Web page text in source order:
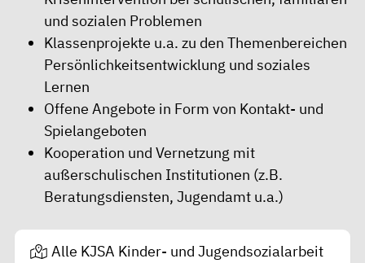
und sozialen Problemen
Klassenprojekte u.a. zu den Themenbereichen
Persönlichkeitsentwicklung und soziales
Lernen
Offene Angebote in Form von Kontakt- und
Spielangeboten
Kooperation und Vernetzung mit
außerschulischen Institutionen (z.B.
Beratungsdiensten, Jugendamt u.a.)
Alle KJSA Kinder- und Jugendsozialarbeit